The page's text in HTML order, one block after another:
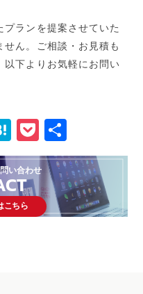
ランを提案させていた
ん。ご相談・お見積も
以下よりお気軽にお問い
Hatena
Pocket
有
い合わせ
こちら